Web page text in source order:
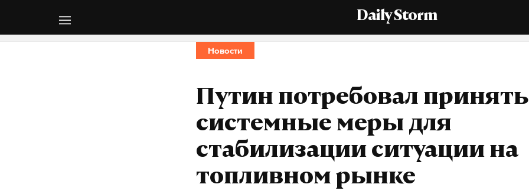
Daily Storm
Новости
Путин потребовал принять
системные меры для
стабилизации ситуации на
топливном рынке